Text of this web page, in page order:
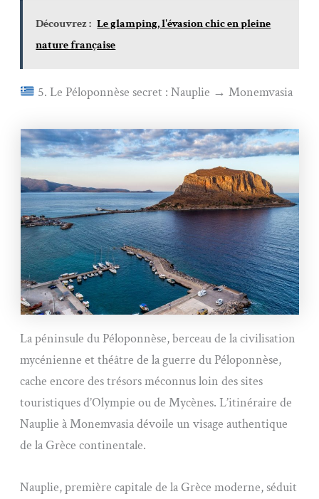
Découvrez : Le glamping, l'évasion chic en pleine
nature française
5. Le Péloponnèse secret : Nauplie → Monemvasia
La péninsule du Péloponnèse, berceau de la civilisation
mycénienne et théâtre de la guerre du Péloponnèse,
cache encore des trésors méconnus loin des sites
touristiques d’Olympie ou de Mycènes. L’itinéraire de
Nauplie à Monemvasia dévoile un visage authentique
de la Grèce continentale.
Nauplie, première capitale de la Grèce moderne, séduit